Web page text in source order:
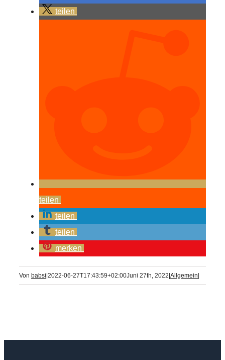
teilen
teilen
teilen
teilen
merken
Von babsi|2022-06-27T17:43:59+02:00Juni 27th, 2022|Allgemein|